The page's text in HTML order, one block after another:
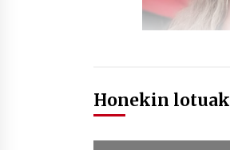
Honekin lotuak